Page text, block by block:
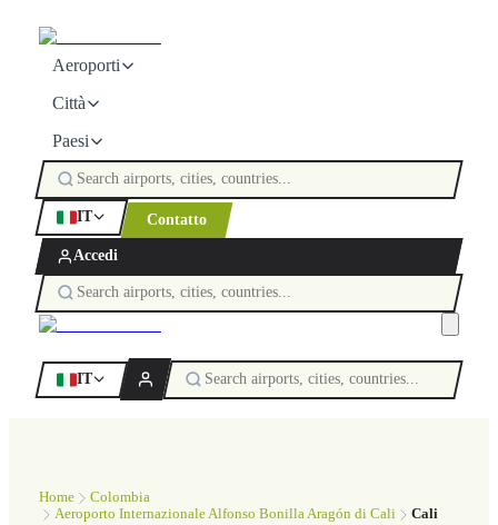
Aeroporti
Città
Paesi
IT Contatto
Accedi
IT
Home
Colombia
Aeroporto Internazionale Alfonso Bonilla Aragón di Cali
Cali